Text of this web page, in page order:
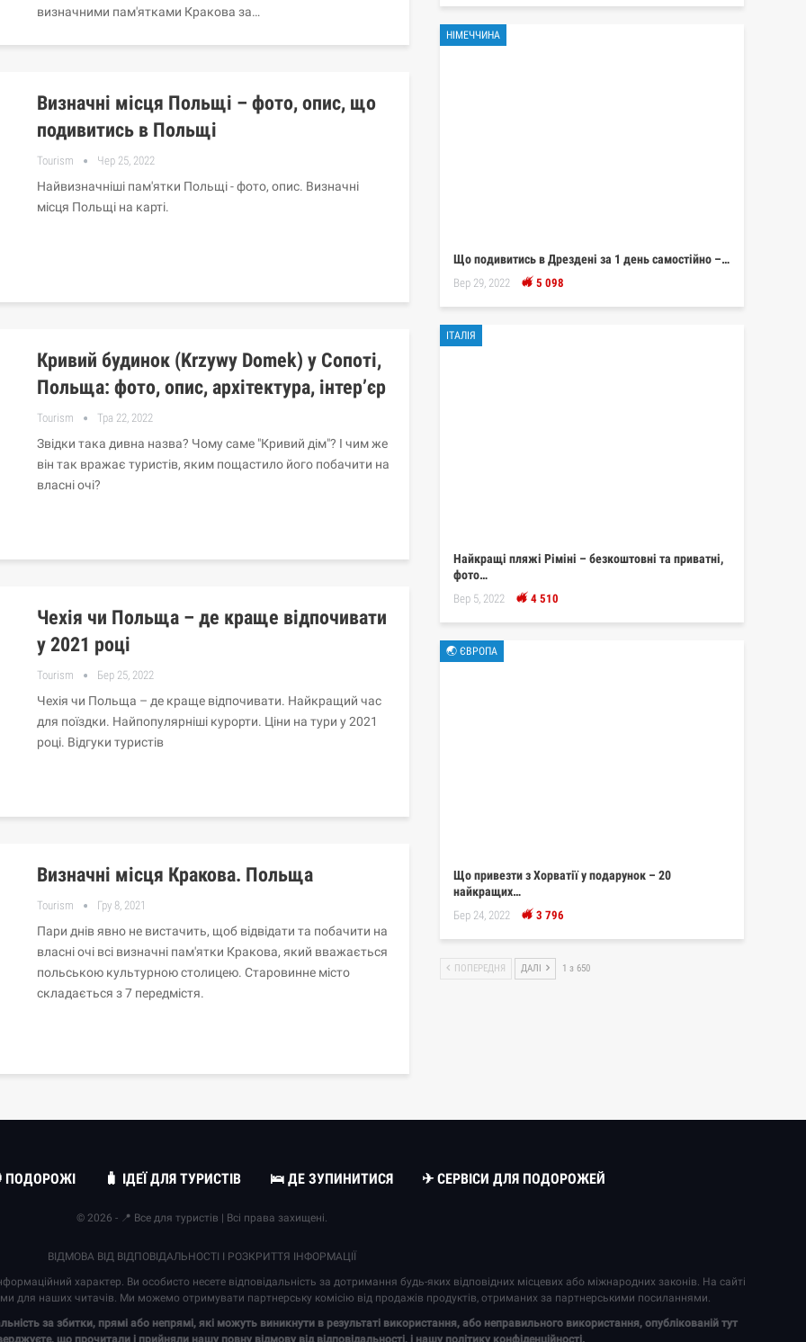
визначними пам'ятками Кракова за…
Визначні місця Польщі – фото, опис, що
подивитись в Польщі
Tourism Чер 25, 2022
Найвизначніші пам'ятки Польщі - фото, опис. Визначні
місця Польщі на карті.
Кривий будинок (Krzywy Domek) у Сопоті,
Польща: фото, опис, архітектура, інтер’єр
Tourism Тра 22, 2022
Звідки така дивна назва? Чому саме "Кривий дім"? І чим же
він так вражає туристів, яким пощастило його побачити на
власні очі?
Чехія чи Польща – де краще відпочивати
у 2021 році
Tourism Бер 25, 2022
Чехія чи Польща – де краще відпочивати. Найкращий час
для поїздки. Найпопулярніші курорти. Ціни на тури у 2021
році. Відгуки туристів
Визначні місця Кракова. Польща
Tourism Гру 8, 2021
Пари днів явно не вистачить, щоб відвідати та побачити на
власні очі всі визначні пам'ятки Кракова, який вважається
польською культурною столицею. Старовинне місто
складається з 7 передмістя.
НІМЕЧЧИНА
Що подивитись в Дрездені за 1 день самостійно –…
Вер 29, 2022 5 098
ІТАЛІЯ
Найкращі пляжі Ріміні – безкоштовні та приватні,
фото…
Вер 5, 2022 4 510
🌏 ЄВРОПА
Що привезти з Хорватії у подарунок – 20
найкращих…
Бер 24, 2022 3 796
ПОПЕРЕДНЯ ДАЛІ 1 з 650
ПОДОРОЖІ 🧳 ІДЕЇ ДЛЯ ТУРИСТІВ 🛌 ДЕ ЗУПИНИТИСЯ ✈ СЕРВІСИ ДЛЯ ПОДОРОЖЕЙ
© 2026 - 📍 Все для туристів | Всі права захищені.
ВІДМОВА ВІД ВІДПОВІДАЛЬНОСТІ І РОЗКРИТТЯ ІНФОРМАЦІЇ
характер. Ви особисто несете відповідальність за дотримання будь-яких відповідних місцевих або міжнародних законів. На сайті
для наших читачів. Ми можемо отримувати партнерську комісію від продажів продуктів, отриманих за партнерськими посиланнями.
за збитки, прямі або непрямі, які можуть виникнути в результаті використання, або неправильного використання, опублікованій тут
що прочитали і прийняли нашу повну відмову від відповідальності, і нашу політику конфіденційності.